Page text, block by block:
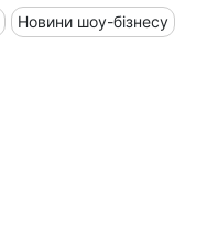
Новини шоу-бізнесу